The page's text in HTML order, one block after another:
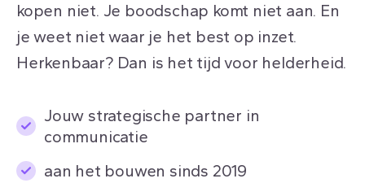
kopen niet. Je boodschap komt niet aan. En
je weet niet waar je het best op inzet.
Herkenbaar? Dan is het tijd voor helderheid.
Jouw strategische partner in
communicatie
aan het bouwen sinds 2019